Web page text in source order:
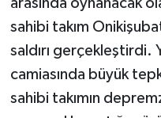
arasında oynanacak
sahibi takım
saldırı gerçekleştirdi.
camiasında büyük
sahibi takımın
KÜLTÜR SANAT